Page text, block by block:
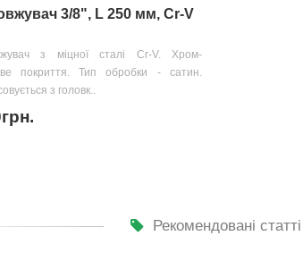
3/8", L 250 мм, Cr-V
з міцної сталі Cr-V. Хром-
покриття. Тип обробки - сатин.
з головк..
Рекомендовані статті